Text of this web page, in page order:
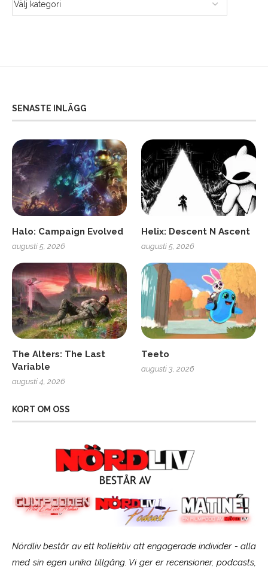
SENASTE INLÄGG
Halo: Campaign Evolved
augusti 5, 2026
Helix: Descent N Ascent
augusti 5, 2026
The Alters: The Last
Variable
augusti 4, 2026
Teeto
augusti 3, 2026
KORT OM OSS
Nördliv består av ett kollektiv att engagerade individer - alla
med sin egen unika tillgång. Vi ger er recensioner, podcasts,